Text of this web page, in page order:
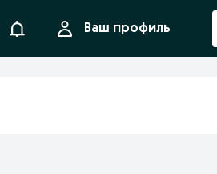
УведомленияВаш профиль